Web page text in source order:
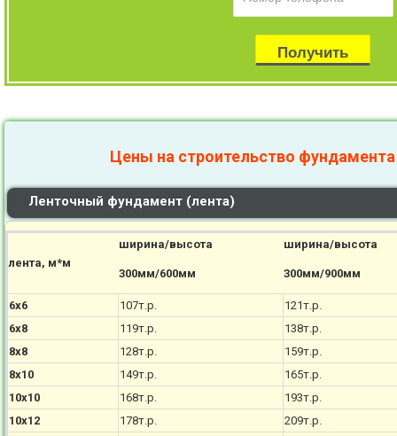
Цены на строительство
Ленточный фундамент (лента)
лента, м*м
ширина/высота
300мм/600мм
ширина/высота
300мм/900мм
6х6 107т.р.
121т.р.
6х8
119т.р.
138т.р.
8х8
128т.р.
159т.р.
8х10
149т.р.
165т.р.
10х10
168т.р.
193т.р.
10х12
178т.р.
209т.р.